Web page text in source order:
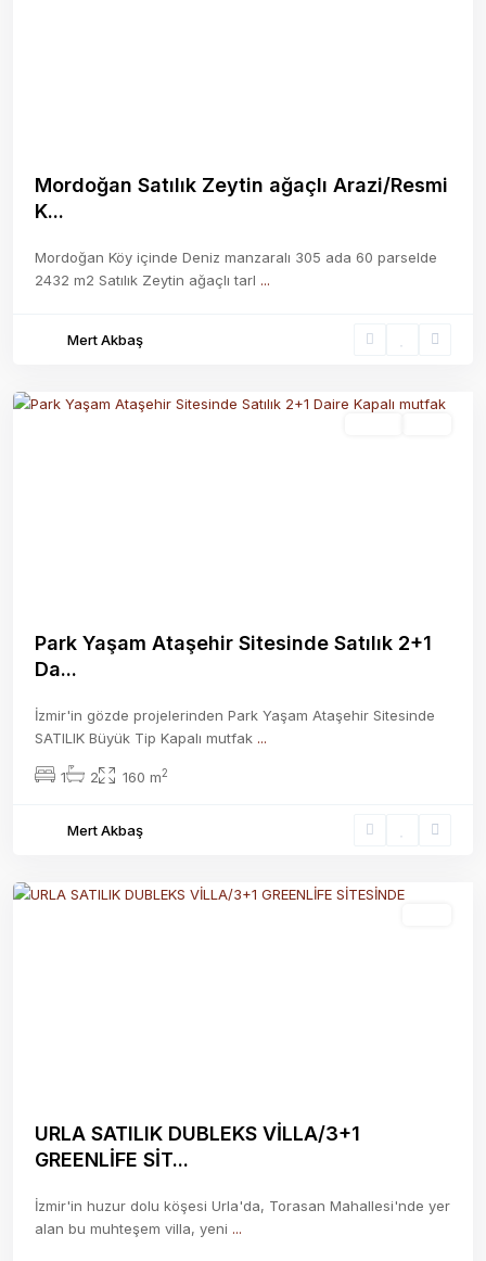
Mordoğan Satılık Zeytin ağaçlı Arazi/Resmi
K...
Mordoğan Köy içinde Deniz manzaralı 305 ada 60 parselde
2432 m2 Satılık Zeytin ağaçlı tarl ...
Mert Akbaş
ataşehir,
Park Yaşam Ataşehir Sitesinde Satılık 2+1
Da...
İzmir'in gözde projelerinden Park Yaşam Ataşehir Sitesinde
SATILIK Büyük Tip Kapalı mutfak ...
1 2 160 m2
Mert Akbaş
URLA SATILIK DUBLEKS VİLLA/3+1
GREENLİFE SİT...
İzmir'in huzur dolu köşesi Urla'da, Torasan Mahallesi'nde yer
alan bu muhteşem villa, yeni ...